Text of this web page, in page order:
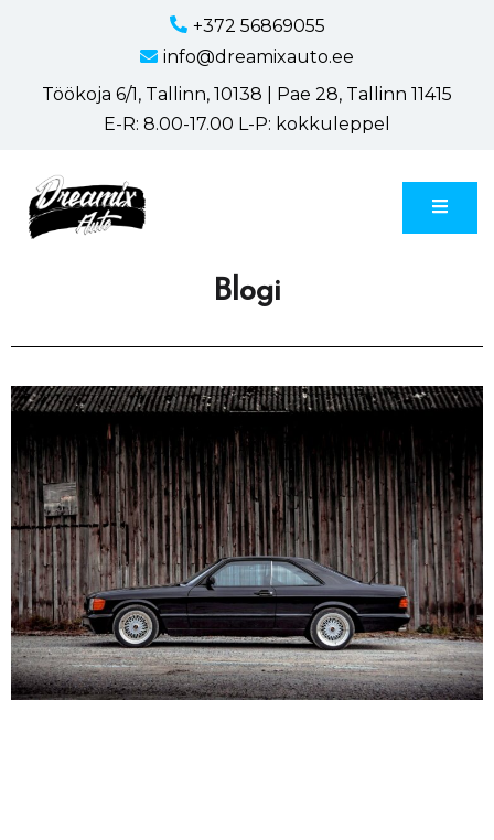
+372 56869055
info@dreamixauto.ee
Töökoja 6/1, Tallinn, 10138 | Pae 28, Tallinn 11415
E-R: 8.00-17.00 L-P: kokkuleppel
Blogi